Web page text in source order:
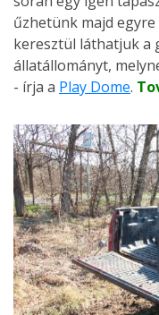
űzhetünk majd
keresztül láthatjuk a
állatállományt,
- írja a Play Dome.